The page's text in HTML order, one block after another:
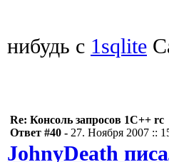
нибудь с 1sqlite
Re: Консоль запросов 1С++ rc
Ответ #40 - 27. Ноября 2007 ::
JohnyDeath